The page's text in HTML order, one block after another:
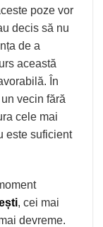
poze vor
decis să nu
de a
această
În
vecin fără
cele mai
este suficient
, cei mai
devreme.